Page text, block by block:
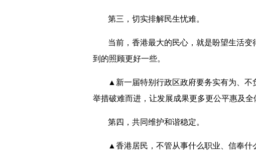
第三，切实排解民生忧难。
当前，香港最大的民心，就是盼望生活
到的照顾更好一些。
▲新一届特别行政区政府要务实有为、不
举措破难而进，让发展成果更多更公平惠及
第四，共同维护和谐稳定。
▲香港居民，不管从事什么职业、信奉什